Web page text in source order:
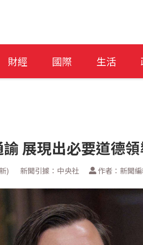
財經 國際 生活
展現出必要道德
) 新聞引據：中央社 作者：新聞